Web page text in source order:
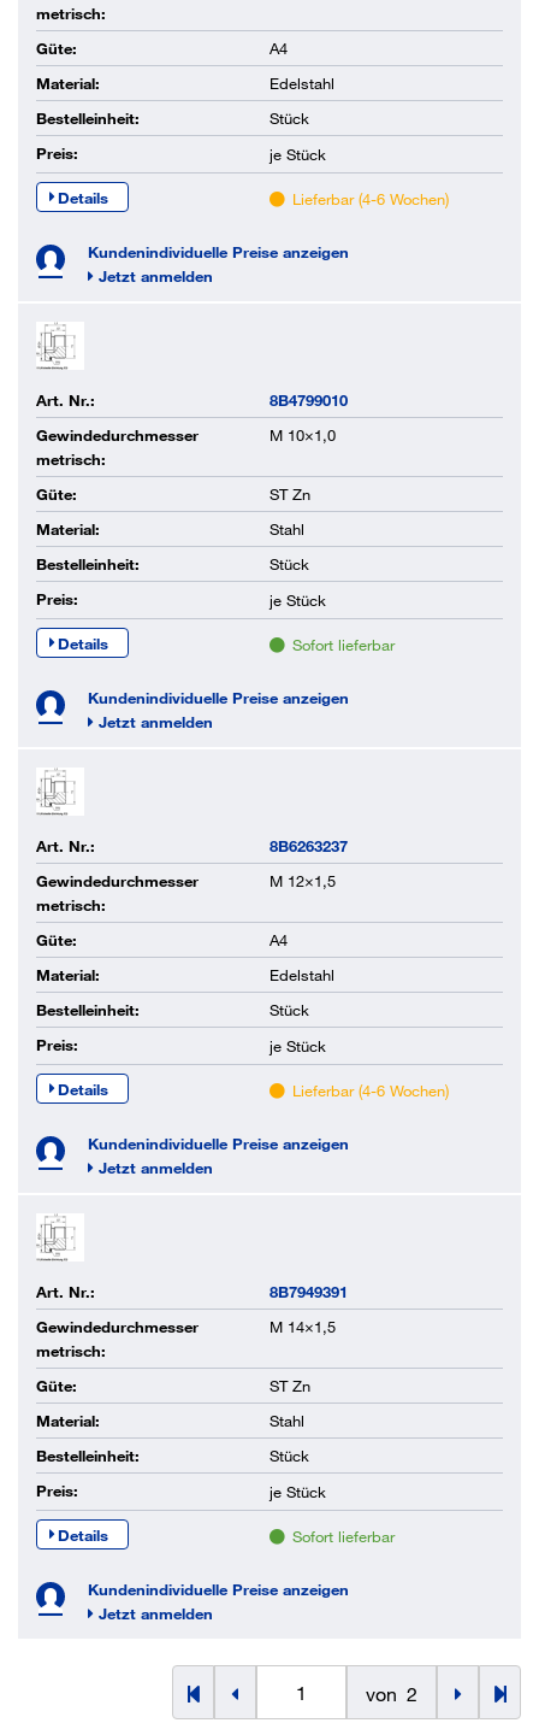
metrisch:
Güte:
A4
Material:
Edelstahl
Bestelleinheit:
Stück
Preis:
je Stück
Details Lieferbar (4-6 Wochen)
Kundenindividuelle Preise anzeigen
Jetzt anmelden
Art. Nr.:
8B4799010
Gewindedurchmesser
metrisch:
M 10×1,0
Güte:
ST Zn
Material:
Stahl
Bestelleinheit:
Stück
Preis:
je Stück
Details Sofort lieferbar
Kundenindividuelle Preise anzeigen
Jetzt anmelden
Art. Nr.:
8B6263237
Gewindedurchmesser
metrisch:
M 12×1,5
Güte:
A4
Material:
Edelstahl
Bestelleinheit:
Stück
Preis:
je Stück
Details Lieferbar (4-6 Wochen)
Kundenindividuelle Preise anzeigen
Jetzt anmelden
Art. Nr.:
8B7949391
Gewindedurchmesser
metrisch:
M 14×1,5
Güte:
ST Zn
Material:
Stahl
Bestelleinheit:
Stück
Preis:
je Stück
Details Sofort lieferbar
Kundenindividuelle Preise anzeigen
Jetzt anmelden
von 2